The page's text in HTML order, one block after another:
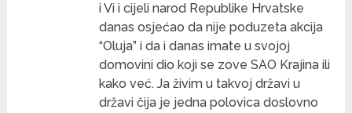
i Vi i cijeli narod Republike Hrvatske
danas osjećao da nije poduzeta akcija
“Oluja” i da i danas imate u svojoj
domovini dio koji se zove SAO Krajina ili
kako već. Ja živim u takvoj državi u
državi čija je jedna polovica doslovno